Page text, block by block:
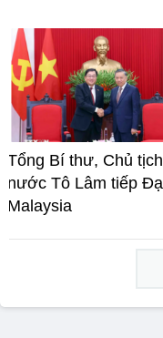
Tổng Bí thư, Chủ tịch
nước Tô Lâm tiếp
Malaysia